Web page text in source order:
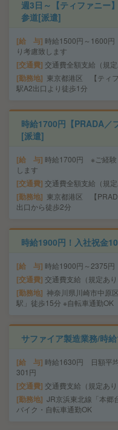
週3日～【ティファニー
参道[派遣]
給 与 時給1500円～1600
り考慮致します
交通費 交通費全額支給（規定
勤務地
東京都港区 【ティ
駅A2出口より徒歩1分
時給1700円【PRADA
[派遣]
給 与 時給1700円 ※ご経験
します
交通費 交通費全額支給（規定
勤務地
東京都港区 【
出口から徒歩2分
時給1900円！入社祝金
給 与 時給1900円～2375円
交通費 交通費支給（規定あり
勤務地 神奈川県川崎市中原
駅」徒歩15分 ※自転車通勤
サファイア製造業務/時
給 与 時給1630円 日額平
301円
交通費 交通費支給（規定あり
勤務地 JR京浜東北線「本
バイク・自転車通勤OK